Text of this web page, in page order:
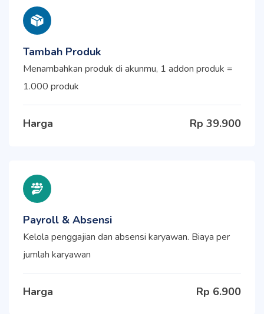
Tambah Produk
Menambahkan produk di akunmu, 1 addon produk =
1.000 produk
Harga Rp 39.900
Payroll & Absensi
Kelola penggajian dan absensi karyawan. Biaya per
jumlah karyawan
Harga Rp 6.900